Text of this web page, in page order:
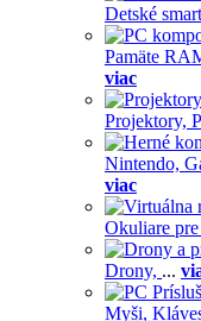
Detské
Pamäte
viac
Projektory,
Nintendo,
viac
Okuliare
Drony, ...
Myši,